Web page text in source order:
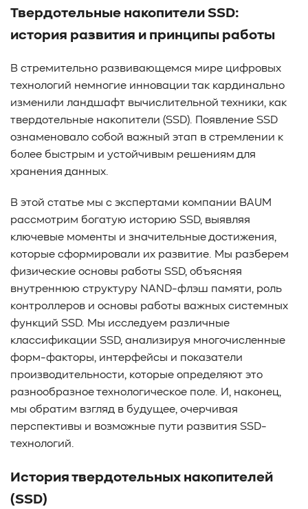
#TCP
#GDS #DIF/DIX #ZeroTrust
#AmongUs
#SensorLM
#ЗащитаДанных
#Product
#ComputationalStorage
#StorageArchitecture
#DataProcessing
#StorageOffload
#серверы
#DRAM
#HBM #рынок #NVIDIA
#Inference
#KV_cache
#Long-context_LLM
#AI_datacenter
#Кибератака
#Риски
#Продукт
#система_мониторинга
#ПО
#data fabric
#architecture
#Tech Pulse
#Computational Storage
#all-flash
#распределенные файловые системы
#HPC
#Qdrant
#Pure Storage
#кэширование
#SRAM
#DRAM Cache
#SLC Cache
#PLP
#Объектное хранилище
#HTTP/TCP #CPU
#Baum UDS
#оверпровижининг
#SCSI/SAS
#enterprise SSD
#сonsumer SSD
#подбор СХД
#storage management
#Redfish
#Swordfish
#Sunfish
#SODA Foundation
#disaggregated storage
#NVMe-oF
#IOPs
#latency #queue depth
#percentile
#workload
Твердотельные накопители SSD:
история развития и принципы работы
В стремительно развивающемся мире цифровых
технологий немногие инновации так кардинально
изменили ландшафт вычислительной техники, как
твердотельные накопители (SSD). Появление SSD
ознаменовало собой важный этап в стремлении к
более быстрым и устойчивым решениям для
хранения данных.
В этой статье мы с экспертами компании BAUM
рассмотрим богатую историю SSD, выявляя
ключевые моменты и значительные достижения,
которые сформировали их развитие. Мы разберем
физические основы работы SSD, объясняя
внутреннюю структуру NAND-флэш памяти, роль
контроллеров и основы работы важных системных
функций SSD. Мы исследуем различные
классификации SSD, анализируя многочисленные
форм-факторы, интерфейсы и показатели
производительности, которые определяют это
разнообразное технологическое поле. И, наконец,
мы обратим взгляд в будущее, очерчивая
перспективы и возможные пути развития SSD-
технологий.
История твердотельных накопителей
(SSD)